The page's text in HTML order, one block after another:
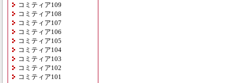
コミティア109
コミティア108
コミティア107
コミティア106
コミティア105
コミティア104
コミティア103
コミティア102
コミティア101